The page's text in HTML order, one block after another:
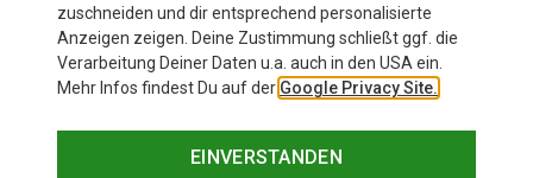
Andere Kunden kauften auch
zuschneiden und dir entsprechend personalisierte
Anzeigen zeigen. Deine Zustimmung schließt ggf. die
Verarbeitung Deiner Daten u.a. auch in den USA ein.
Mehr Infos findest Du auf der Google Privacy Site.
EINVERSTANDEN